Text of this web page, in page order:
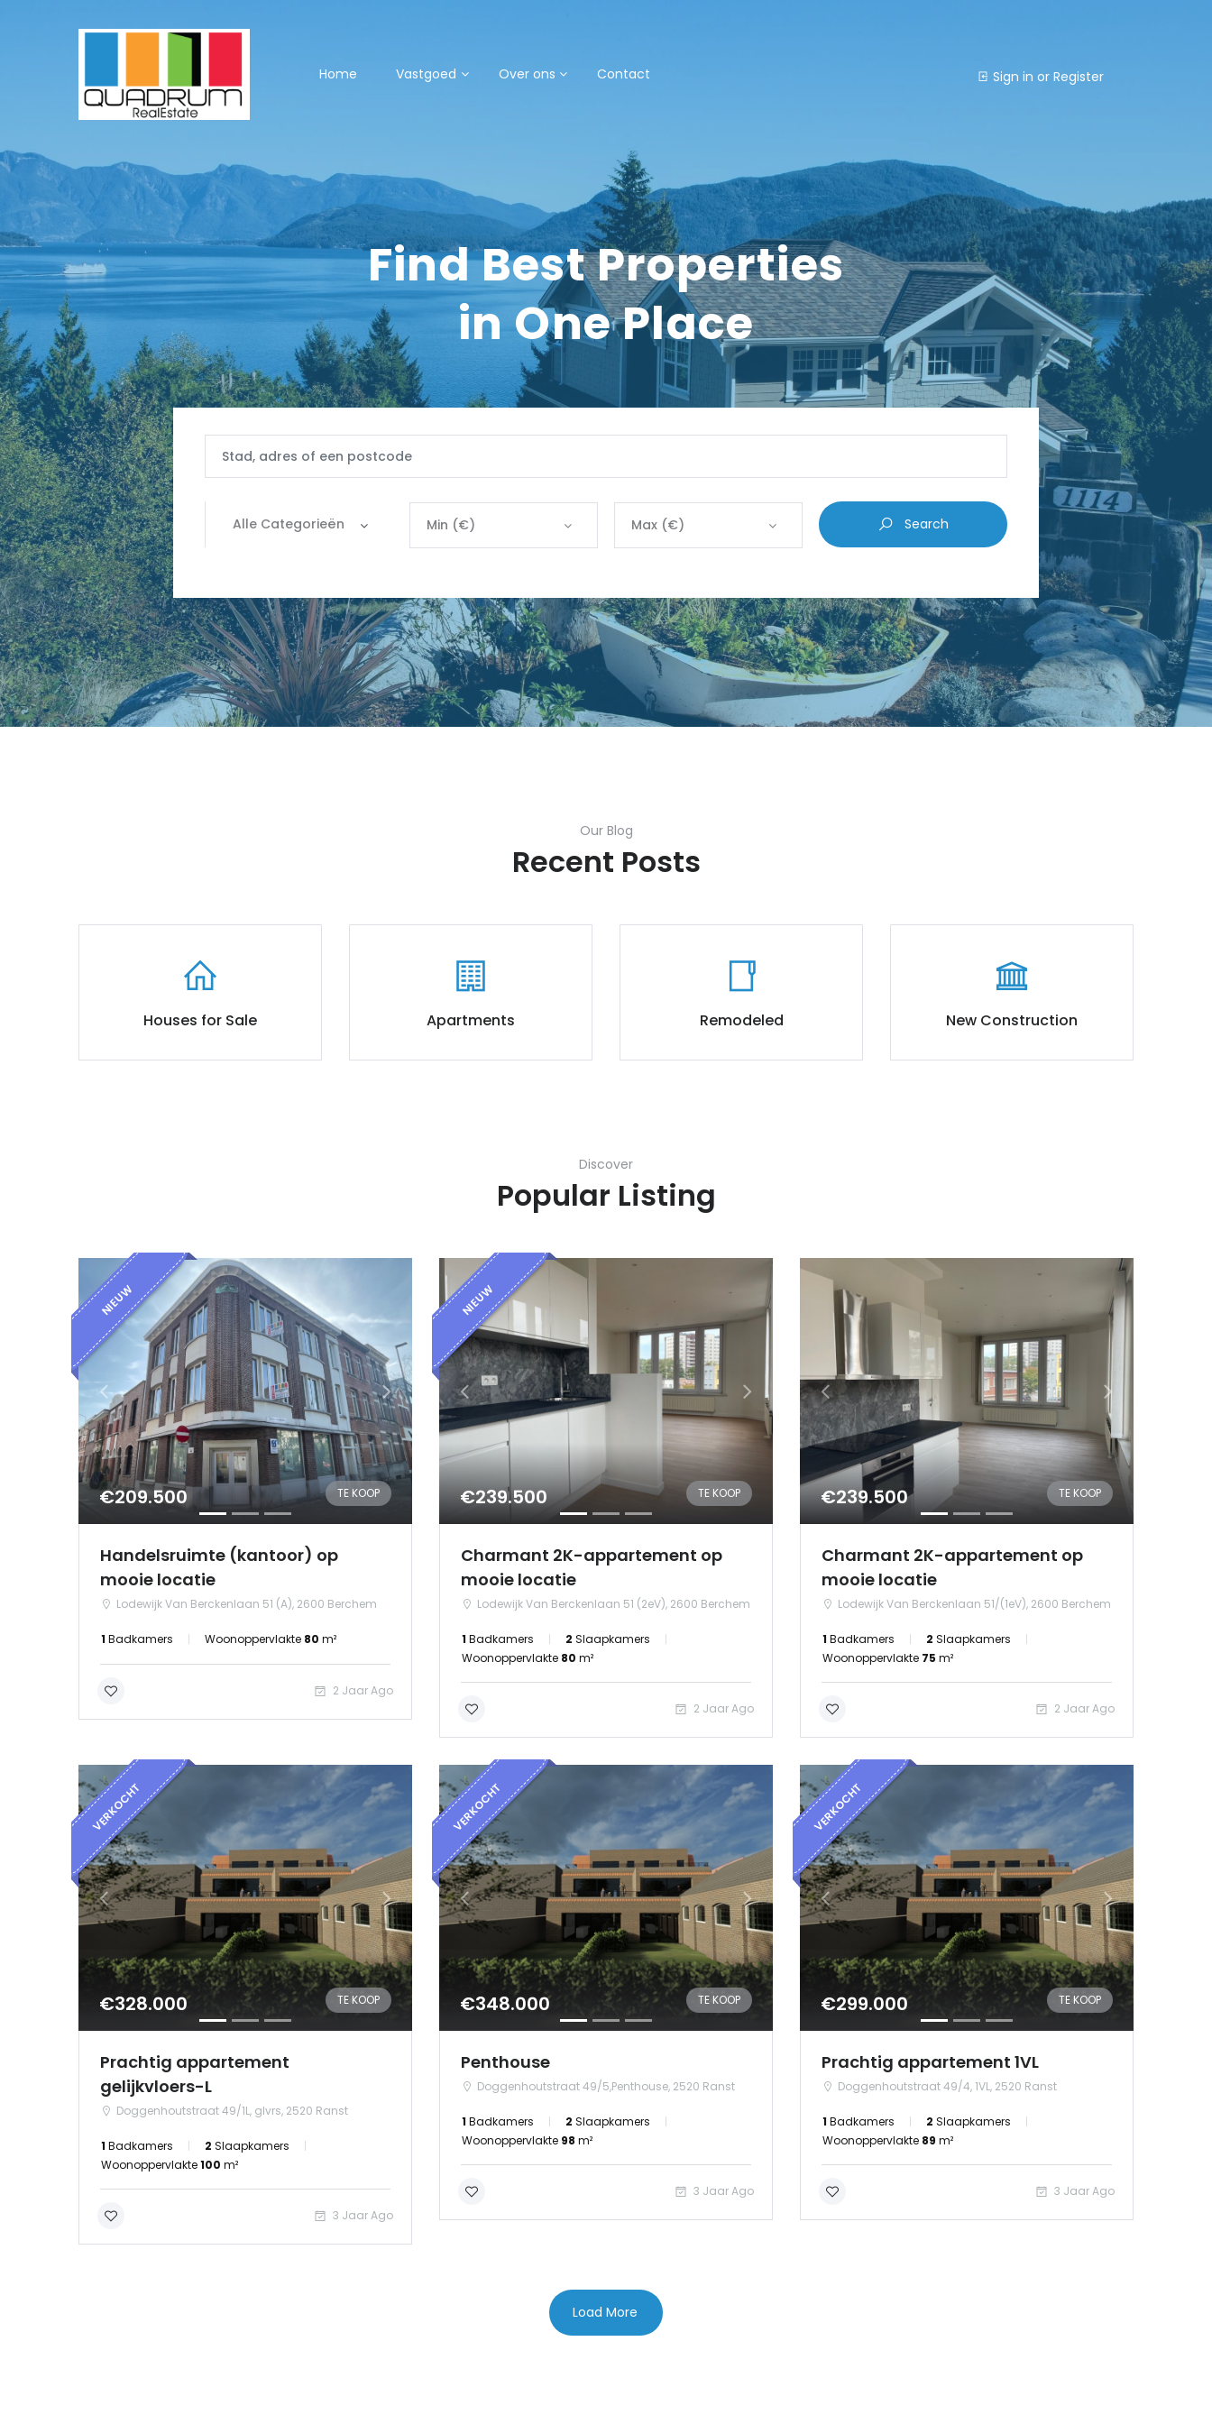
Home Vastgoed Over ons Contact Sign in or Register
Find Best Properties
in One Place
Alle Categorieën
|-Apartement
|-Commercieel
|-Grond
Min (€) Max (€) Search
Our Blog
Recent Posts
Houses for Sale Apartments Remodeled New Construction
Discover
Popular Listing
NIEUW
€209.500 TE KOOP
Handelsruimte (kantoor) op
mooie locatie
Lodewijk Van Berckenlaan 51 (A), 2600 Berchem
1 Badkamers Woonoppervlakte 80 m²
2 Jaar Ago
NIEUW
€239.500 TE KOOP
Charmant 2K-appartement op
mooie locatie
Lodewijk Van Berckenlaan 51 (2eV), 2600 Berchem
1 Badkamers 2 Slaapkamers
Woonoppervlakte 80 m²
2 Jaar Ago
€239.500 TE KOOP
Charmant 2K-appartement op
mooie locatie
Lodewijk Van Berckenlaan 51/(1eV), 2600 Berchem
1 Badkamers 2 Slaapkamers
Woonoppervlakte 75 m²
2 Jaar Ago
VERKOCHT
€328.000 TE KOOP
Prachtig appartement
gelijkvloers-L
Doggenhoutstraat 49/1L, glvrs, 2520 Ranst
1 Badkamers 2 Slaapkamers
Woonoppervlakte100 m²
3 Jaar Ago
VERKOCHT
€348.000 TE KOOP
Penthouse
Doggenhoutstraat 49/5,Penthouse, 2520 Ranst
1 Badkamers 2 Slaapkamers
Woonoppervlakte 98 m²
3 Jaar Ago
VERKOCHT
€299.000 TE KOOP
Prachtig appartement 1VL
Doggenhoutstraat 49/4, 1VL, 2520 Ranst
1 Badkamers 2 Slaapkamers
Woonoppervlakte 89 m²
3 Jaar Ago
Load More
Onthoud mij Wachtwoord vergeten?